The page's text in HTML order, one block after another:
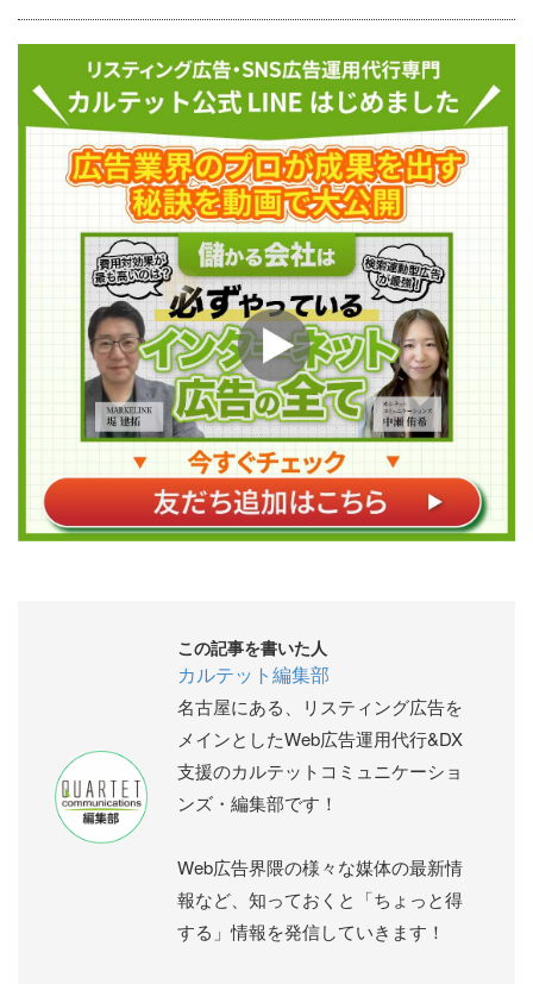
この記事を書いた人
カルテット編集部
名古屋にある、リスティング広告を
メインとしたWeb広告運用代行&DX
支援のカルテットコミュニケーショ
ンズ・編集部です！
Web広告界隈の様々な媒体の最新情
報など、知っておくと「ちょっと得
する」情報を発信していきます！